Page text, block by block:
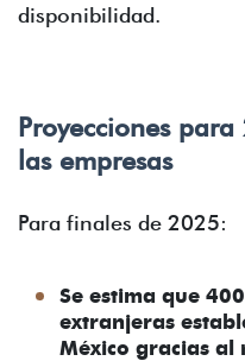
disponibilidad.
Proyecciones
las empresas
Para finales de 2025:
Se estima que
extranjeras
México gracias al